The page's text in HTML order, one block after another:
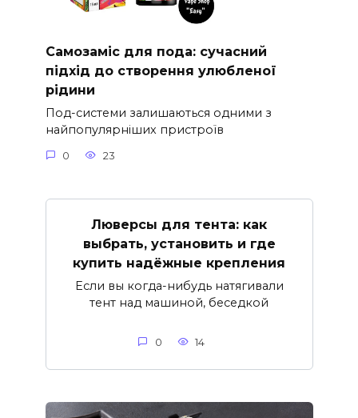
Самозаміс для пода: сучасний
підхід до створення улюбленої
рідини
Под-системи залишаються одними з
найпопулярніших пристроїв
0 23
Люверсы для тента: как
выбрать, установить и где
купить надёжные крепления
Если вы когда-нибудь натягивали
тент над машиной, беседкой
0 14